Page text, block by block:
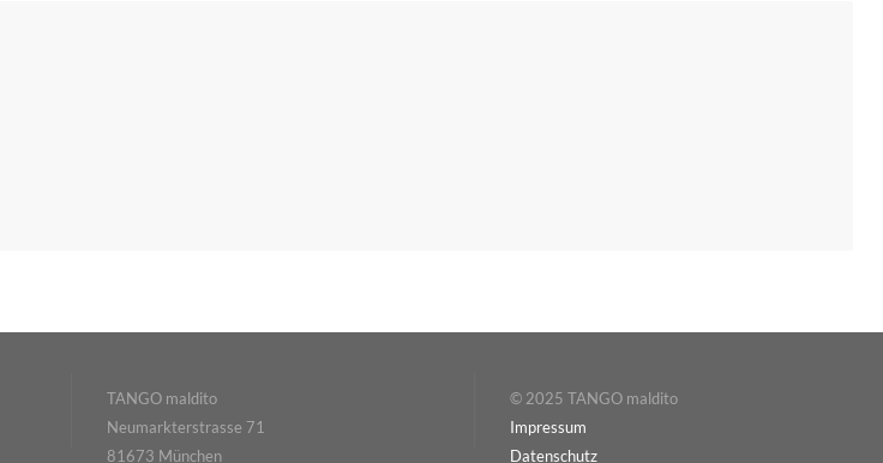
TANGO maldito
Neumarkterstrasse 71
81673 München
© 2025 TANGO maldito
Impressum
Datenschutz